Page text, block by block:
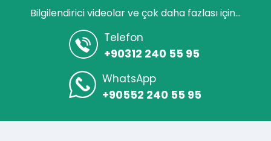
Bilgilendirici videolar ve çok daha fazlası için...
Telefon
+90312 240 55 95
WhatsApp
+90552 240 55 95